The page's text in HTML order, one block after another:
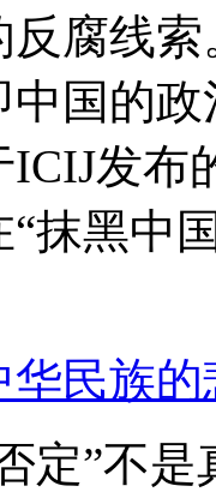
腐线
中国的
发布
抹黑中
华民族的
定”不